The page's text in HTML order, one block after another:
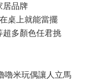
居品牌
桌上就能當擺
超多顏色任君挑
嚕米玩偶讓人立馬